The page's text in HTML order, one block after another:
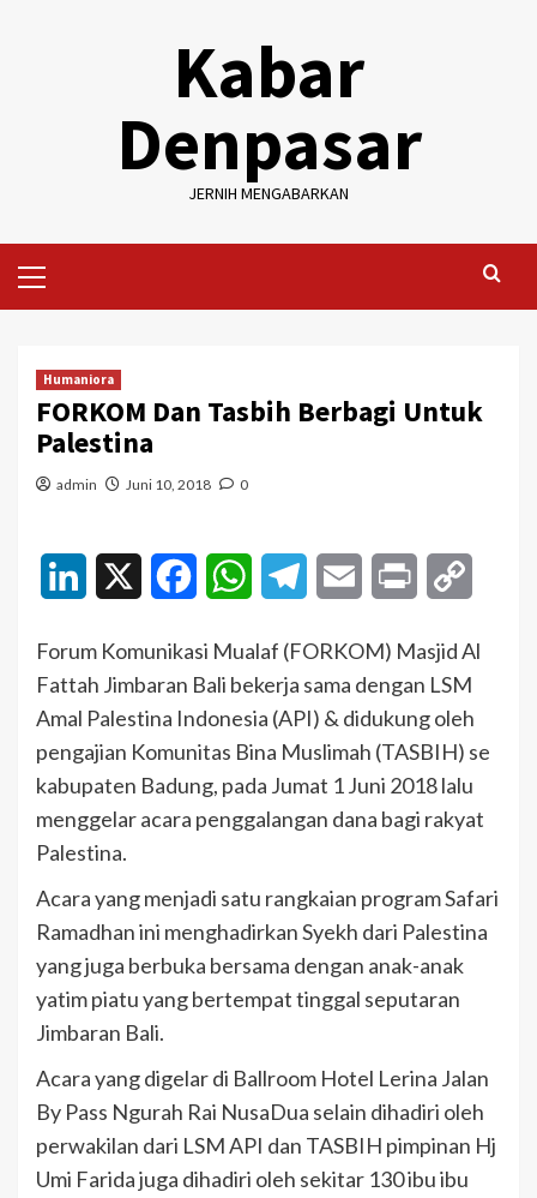
Kabar
Denpasar
JERNIH MENGABARKAN
Menu
Humaniora
FORKOM Dan Tasbih Berbagi Untuk
Palestina
admin Juni 10, 2018 0
LinkedIn FacebookWhatsAppTelegramEmail Print
Forum Komunikasi Mualaf (FORKOM) Masjid Al
Fattah Jimbaran Bali bekerja sama dengan LSM
Amal Palestina Indonesia (API) & didukung oleh
pengajian Komunitas Bina Muslimah (TASBIH) se
kabupaten Badung, pada Jumat 1 Juni 2018 lalu
menggelar acara penggalangan dana bagi rakyat
Palestina.
Acara yang menjadi satu rangkaian program Safari
Ramadhan ini menghadirkan Syekh dari Palestina
yang juga berbuka bersama dengan anak-anak
yatim piatu yang bertempat tinggal seputaran
Jimbaran Bali.
Acara yang digelar di Ballroom Hotel Lerina Jalan
By Pass Ngurah Rai NusaDua selain dihadiri oleh
perwakilan dari LSM API dan TASBIH pimpinan Hj
Umi Farida juga dihadiri oleh sekitar 130 ibu ibu